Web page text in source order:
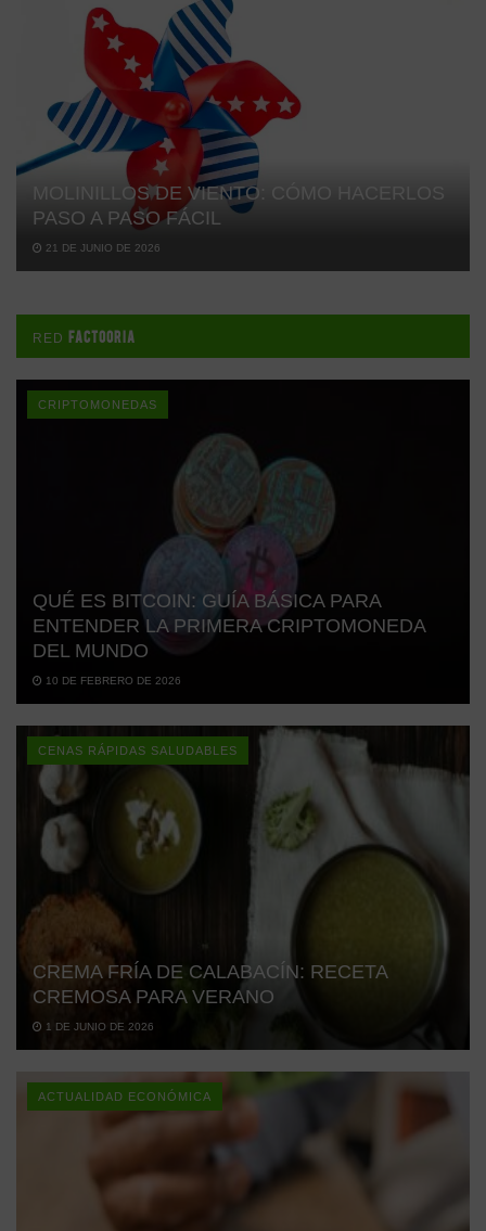
MOLINILLOS DE VIENTO: CÓMO HACERLOS
PASO A PASO FÁCIL
21 DE JUNIO DE 2026
RED FACTOORIA
CRIPTOMONEDAS
QUÉ ES BITCOIN: GUÍA BÁSICA PARA
ENTENDER LA PRIMERA CRIPTOMONEDA
DEL MUNDO
10 DE FEBRERO DE 2026
CENAS RÁPIDAS SALUDABLES
CREMA FRÍA DE CALABACÍN: RECETA
CREMOSA PARA VERANO
1 DE JUNIO DE 2026
ACTUALIDAD ECONÓMICA